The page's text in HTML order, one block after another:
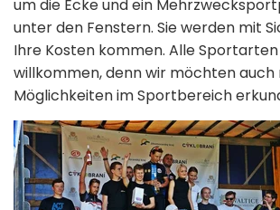
um die Ecke und ein
unter den Fenstern. Sie werden mit
Ihre Kosten kommen. Alle
willkommen, denn wir möchten auch
Möglichkeiten im Sportbereich